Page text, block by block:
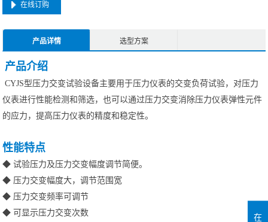
在线订购
产品详情 选型方案
产品介绍
CYJS型压力交变试验设备主要用于压力仪表的交变负荷试验，对压力
仪表进行性能检测和筛选，也可以通过压力交变消除压力仪表弹性元件
的应力，提高压力仪表的精度和稳定性。
性能特点
◆ 试验压力及压力交变幅度调节简便。
◆ 压力交变幅度大，调节范围宽
◆ 压力交变频率可调节
◆ 可显示压力交变次数
在